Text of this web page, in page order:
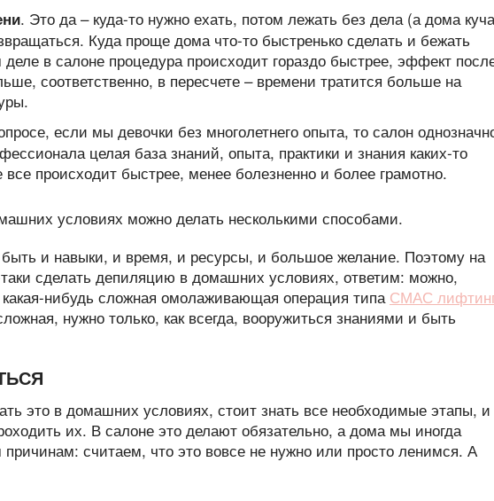
. Это да – куда-то нужно ехать, потом лежать без дела (а дома куча
Куда проще дома что-то быстренько сделать и бежать
в салоне процедура происходит гораздо быстрее, эффект
соответственно, в пересчете – времени тратится больше на
если мы девочки без многолетнего опыта, то салон
целая база знаний, опыта, практики и знания каких-то
все происходит быстрее, менее болезненно и более грамотно.
и навыки, и время, и ресурсы, и большое желание. Поэтому на
сделать депиляцию в домашних условиях, ответим: можно,
нибудь сложная омолаживающая операция типа СМАС
нужно только, как всегда, вооружиться знаниями и быть
это в домашних условиях, стоит знать все необходимые этапы, и
их. В салоне это делают обязательно, а дома мы иногда
считаем, что это вовсе не нужно или просто ленимся. А